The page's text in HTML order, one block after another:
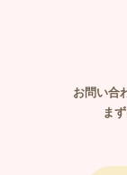
お問い合
ま